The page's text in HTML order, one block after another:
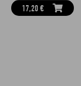
17,20 €